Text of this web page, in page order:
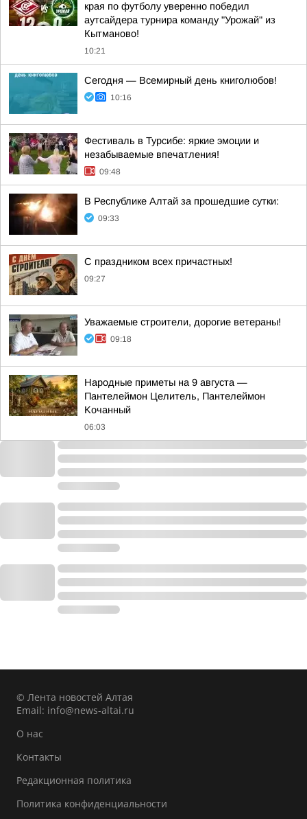
края по футболу уверенно победил
аутсайдера турнира команду "Урожай" из
Кытманово!
10:21
Сегодня — Всемирный день книголюбов!
10:16
Фестиваль в Турсибе: яркие эмоции и
незабываемые впечатления!
09:48
В Республике Алтай за прошедшие сутки:
09:33
С праздником всех причастных!
09:27
Уважаемые строители, дорогие ветераны!
09:18
Hapoдныe пpимeты нa 9 aвгуcтa —
Пaнтeлeймoн Цeлитeль, Пaнтeлeймoн
Koчaнный
06:03
© Лента новостей Алтая
Email: info@news-altai.ru
О нас
Контакты
Редакционная политика
Политика конфиденциальности